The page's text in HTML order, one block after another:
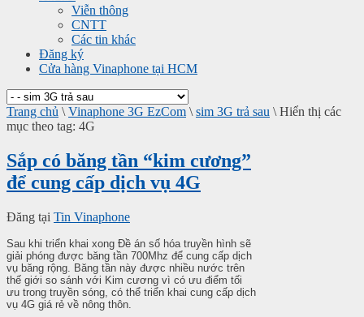
Viễn thông
CNTT
Các tin khác
Đăng ký
Cửa hàng Vinaphone tại HCM
Trang chủ \ Vinaphone 3G EzCom \ sim 3G trả sau \ Hiển thị các
mục theo tag: 4G
Sắp có băng tần “kim cương”
để cung cấp dịch vụ 4G
Đăng tại Tin Vinaphone
Sau khi triển khai xong Đề án số hóa truyền hình sẽ
giải phóng được băng tần 700Mhz để cung cấp dịch
vụ băng rộng. Băng tần này được nhiều nước trên
thế giới so sánh với Kim cương vì có ưu điểm tối
ưu trong truyền sóng, có thể triển khai cung cấp dịch
vụ 4G giá rẻ về nông thôn.